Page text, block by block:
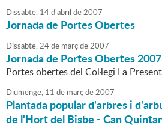
Dissabte, 14d'abril de2007
Jornada de Portes Obertes
Dissabte,24de marçde2007
Jornada de Portes Obertes 2007
Portes obertes del Col·legi La
Diumenge, 11 de marçde2007
Plantada popular d'arbres i
de l'Hort del Bisbe - Can